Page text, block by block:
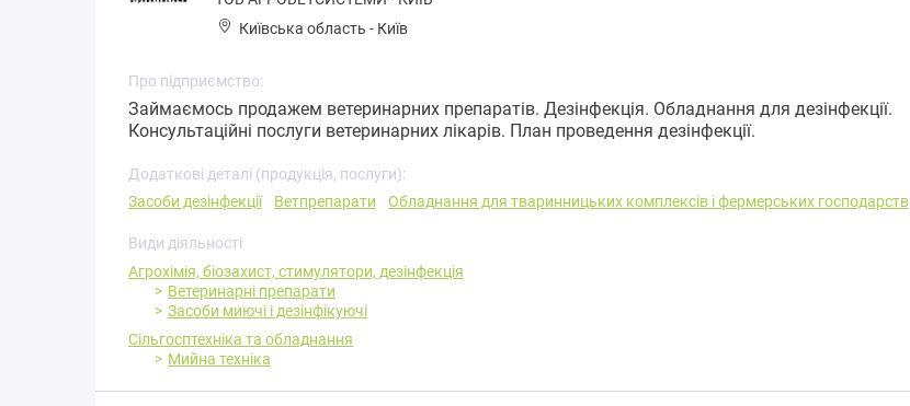
Київська область - Київ
Про підприємство:
Займаємось продажем ветеринарних препаратів. Дезінфекція. Обладнання для дезінфекції.
Консультаційні послуги ветеринарних лікарів. План проведення дезінфекції.
Додаткові деталі (продукція, послуги):
Засоби дезінфекції
Ветпрепарати Обладнання для тваринницьких комплексів і фермерських господарств
Види діяльності
Агрохімія, біозахист, стимулятори, дезінфекція
Ветеринарні препарати
Засоби миючі і дезінфікуючі
Сільгосптехніка та обладнання
Мийна техніка